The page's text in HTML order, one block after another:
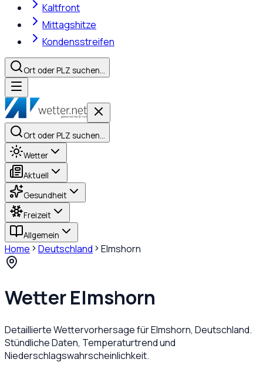
Kaltfront
Mittagshitze
Kondensstreifen
Ort oder PLZ suchen…
Ort oder PLZ suchen…
Wetter
Aktuell
Gesundheit
Freizeit
Allgemein
Home Deutschland Elmshorn
WetterElmshorn
Detaillierte Wettervorhersage fürElmshorn, Deutschland.
Stündliche Daten, Temperaturtrend und
Niederschlagswahrscheinlichkeit.